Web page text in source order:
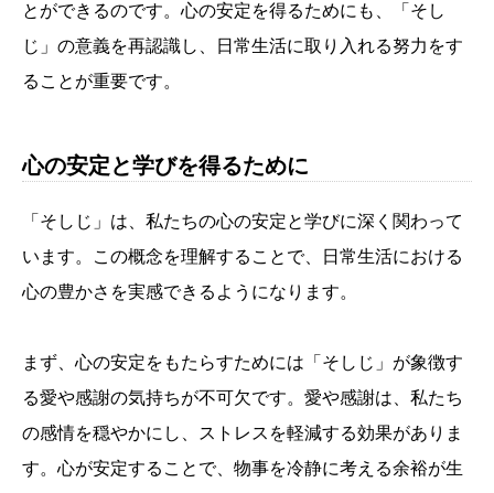
とができるのです。心の安定を得るためにも、「そし
じ」の意義を再認識し、日常生活に取り入れる努力をす
ることが重要です。
心の安定と学びを得るために
「そしじ」は、私たちの心の安定と学びに深く関わって
います。この概念を理解することで、日常生活における
心の豊かさを実感できるようになります。
まず、心の安定をもたらすためには「そしじ」が象徴す
る愛や感謝の気持ちが不可欠です。愛や感謝は、私たち
の感情を穏やかにし、ストレスを軽減する効果がありま
す。心が安定することで、物事を冷静に考える余裕が生